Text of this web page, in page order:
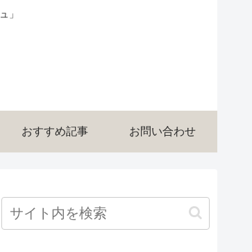
」
おすすめ記事 お問い合わせ